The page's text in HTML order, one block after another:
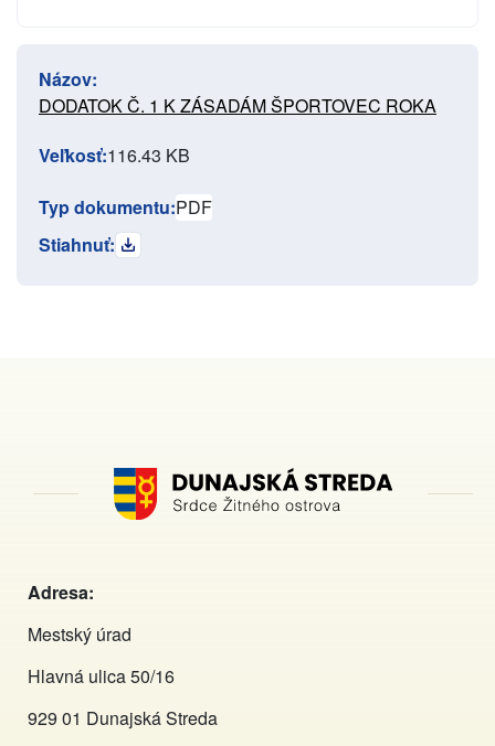
Názov:
DODATOK Č. 1 K ZÁSADÁM ŠPORTOVEC ROKA
Veľkosť:116.43 KB
Typ dokumentu:PDF
Stiahnuť:
Adresa:
Mestský úrad
Hlavná ulica 50/16
929 01 Dunajská Streda